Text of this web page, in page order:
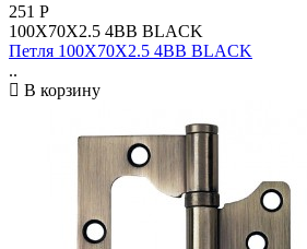
251 Р
100X70X2.5 4BB BLACK
Петля 100X70X2.5 4BB BLACK
..
В корзину